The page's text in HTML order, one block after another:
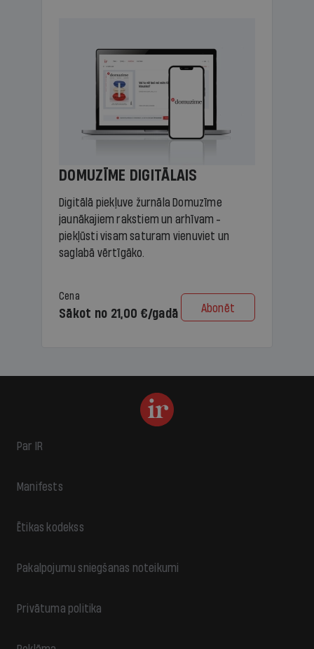
DOMUZĪME DIGITĀLAIS
Digitālā piekļuve žurnāla Domuzīme
jaunākajiem rakstiem un arhīvam -
piekļūsti visam saturam vienuviet un
saglabā vērtīgāko.
Cena
Sākot no 21,00 €/gadā Abonēt
Par IR
Manifests
Ētikas kodekss
Pakalpojumu sniegšanas noteikumi
Privātuma politika